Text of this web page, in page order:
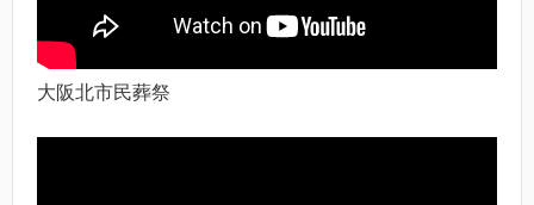
大阪北市民葬祭